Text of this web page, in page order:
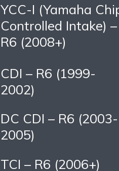
YCC-I (Yamaha
Controlled Intake) –
R6 (2008+)
CDI – R6 (1999-
2002)
DC CDI – R6 (2003-
2005)
TCI – R6 (2006+)